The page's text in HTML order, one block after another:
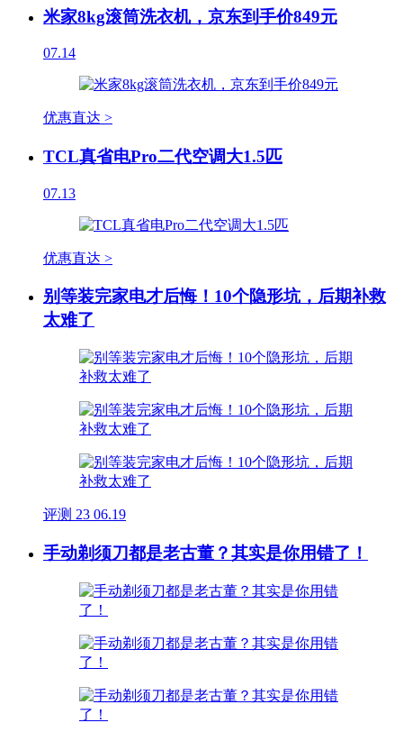
米家8kg滚筒洗衣机，京东到手价849元
07.14
优惠直达 >
TCL真省电Pro二代空调大1.5匹
07.13
优惠直达 >
别等装完家电才后悔！10个隐形坑，后期补救
太难了
评测 23 06.19
手动剃须刀都是老古董？其实是你用错了！